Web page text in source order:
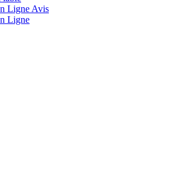
Ligne Avis
Ligne